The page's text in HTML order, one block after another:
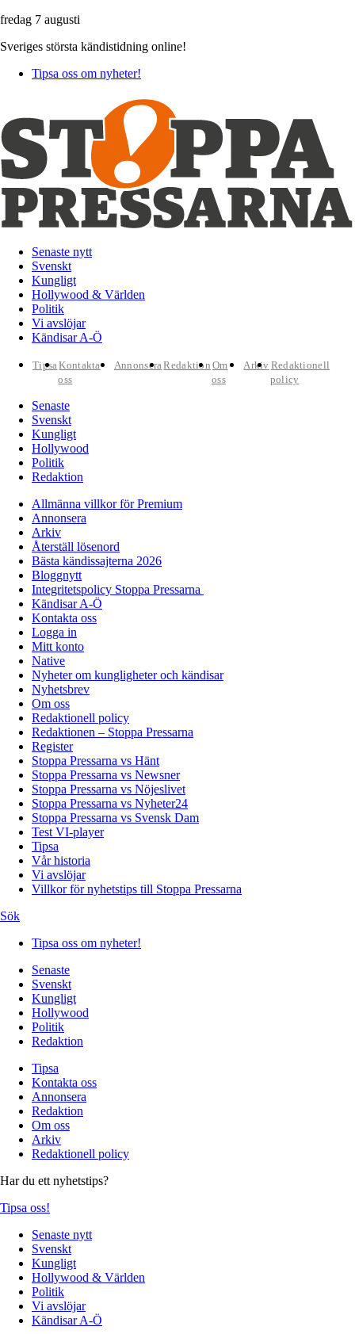
fredag 7 augusti
Sveriges största kändistidning online!
Tipsa oss om nyheter!
Senaste nytt
Svenskt
Kungligt
Hollywood & Världen
Politik
Vi avslöjar
Kändisar A-Ö
TipsaKontakta
oss
AnnonseraRedaktion Om
oss
Arkiv Redaktionell
policy
Senaste
Svenskt
Kungligt
Hollywood
Politik
Redaktion
Allmänna villkor för Premium
Annonsera
Arkiv
Återställ lösenord
Bästa kändissajterna 2026
Bloggnytt
Integritetspolicy Stoppa Pressarna
Kändisar A-Ö
Kontakta oss
Logga in
Mitt konto
Native
Nyheter om kungligheter och kändisar
Nyhetsbrev
Om oss
Redaktionell policy
Redaktionen – Stoppa Pressarna
Register
Stoppa Pressarna vs Hänt
Stoppa Pressarna vs Newsner
Stoppa Pressarna vs Nöjeslivet
Stoppa Pressarna vs Nyheter24
Stoppa Pressarna vs Svensk Dam
Test VI-player
Tipsa
Vår historia
Vi avslöjar
Villkor för nyhetstips till Stoppa Pressarna
Sök
Tipsa oss om nyheter!
Senaste
Svenskt
Kungligt
Hollywood
Politik
Redaktion
Tipsa
Kontakta oss
Annonsera
Redaktion
Om oss
Arkiv
Redaktionell policy
Har du ett nyhetstips?
Tipsa oss!
Senaste nytt
Svenskt
Kungligt
Hollywood & Världen
Politik
Vi avslöjar
Kändisar A-Ö